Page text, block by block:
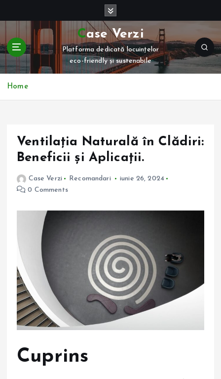
t
c
Case Verzi
Platforma dedicată locuințelor
eco-friendly și sustenabile
Home
Ventilația Naturală în Clădiri:
Beneficii și Aplicații.
Case Verzi Recomandari
iunie 26, 2024
0 Comments
Cuprins